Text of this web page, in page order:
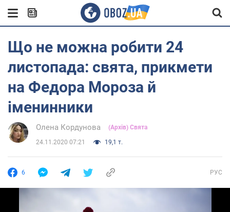
Що не можна робити 24
листопада: свята, прикмети
на Федора Мороза й
іменинники
Олена Кордунова (Архів) Свята
24.11.2020 07:21 19,1 т.
6 РУС